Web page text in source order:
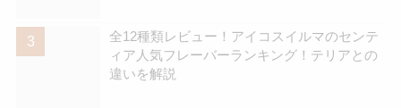
全12種類レビュー！アイコスイルマのセンテ
ィア人気フレーバーランキング！テリアとの
違いを解説